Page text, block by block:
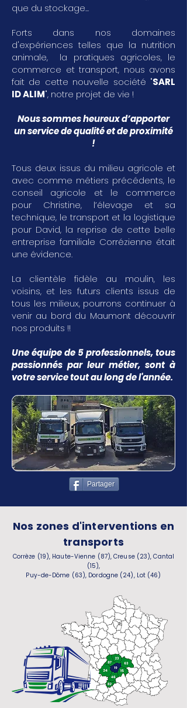
que du stockage...
Forts dans nos domaines
d'expériences telles que la nutrition
animale, la pratiques agricoles, le
commerce et transport, nous avons
fait de cette nouvelle société "SARL
ID ALIM", notre projet de vie !
Nous sommes heureux d’apporter
un service de qualité et de proximité
!
Tous deux issus du milieu agricole et
avec comme métiers précédents, le
conseil agricole et le commerce
pour Christine, l’élevage et sa
technique, le transport et la logistique
pour David, la reprise de cette belle
entreprise familiale Corrézienne était
une évidence.
La clientèle fidèle au moulin, les
voisins, et les futurs clients issus de
tous les milieux, pourrons continuer à
venir au bord du Maumont découvrir
nos produits !!
Une équipe de 5 professionnels, tous
passionnés par leur métier, sont à
votre service tout au long de l'année.
Partager
Nos zones d'interventions en
transports
Corrèze (19), Haute-Vienne (87), Creuse (23), Cantal
(15),
Puy-de-Dôme (63), Dordogne (24), Lot (46)